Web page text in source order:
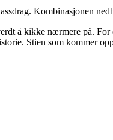
Kombinasjonen
å kikke nærmere på.
Stien som kommer